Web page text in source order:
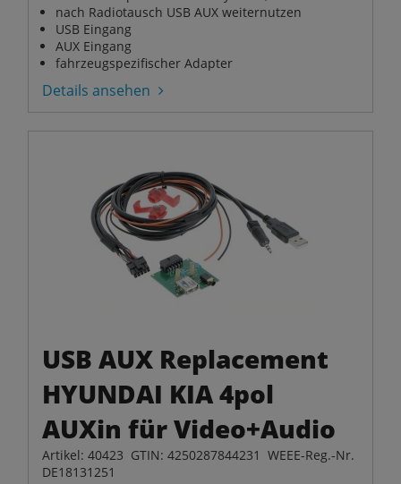
nach Radiotausch USB AUX weiternutzen
USB Eingang
AUX Eingang
fahrzeugspezifischer Adapter
Details ansehen
USB AUX Replacement
HYUNDAI KIA 4pol
AUXin für Video+Audio
Artikel: 40423 GTIN: 4250287844231 WEEE-Reg.-Nr.
DE18131251